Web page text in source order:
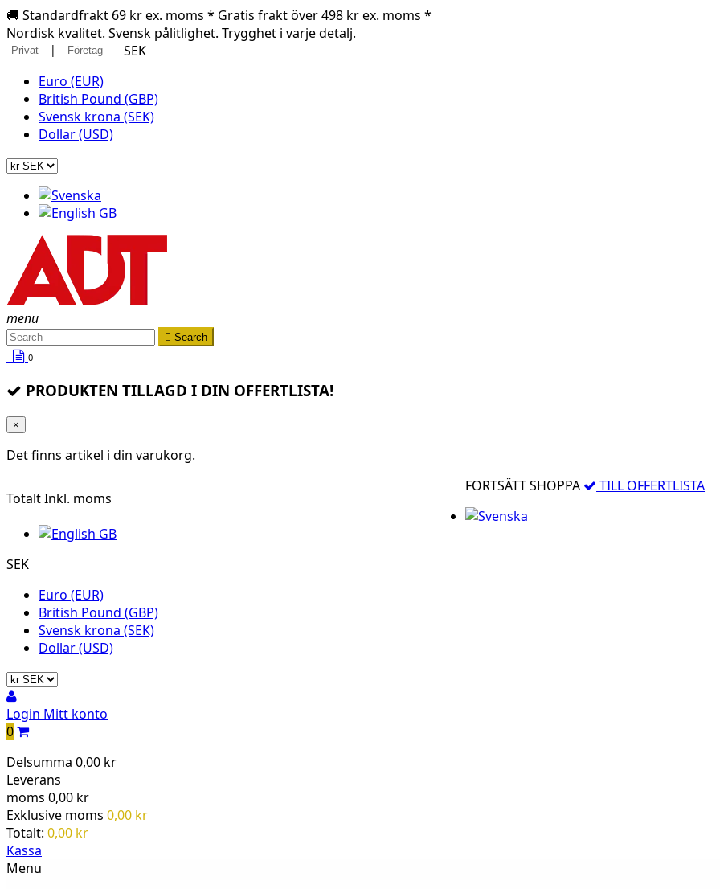
🚚 Standardfrakt 69 kr ex. moms * Gratis frakt över 498 kr ex. moms *
Nordisk kvalitet. Svensk pålitlighet. Trygghet i varje detalj.
Privat | Företag
SEK
Euro (EUR)
British Pound (GBP)
Svensk krona (SEK)
Dollar (USD)
menu
 Search
0
PRODUKTEN TILLAGD I DIN OFFERTLISTA!
×
Det finns artikel i din varukorg.
TotaltInkl. moms
FORTSÄTT SHOPPA TILL OFFERTLISTA
SEK
Euro (EUR)
British Pound (GBP)
Svensk krona (SEK)
Dollar (USD)
Login Mitt konto
0
Delsumma 0,00 kr
Leverans
moms 0,00 kr
Exklusive moms 0,00 kr
Totalt: 0,00 kr
Kassa
Menu